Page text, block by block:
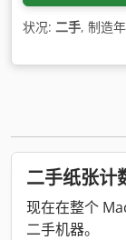
状况: 二手, 制造
二手纸张计
现在在整个
二手机器。